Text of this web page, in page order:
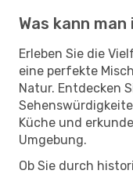
Was kann
Erleben Sie die
eine perfekte
Natur. Entdecken
Küche und
Umgebung.
Ob Sie durch